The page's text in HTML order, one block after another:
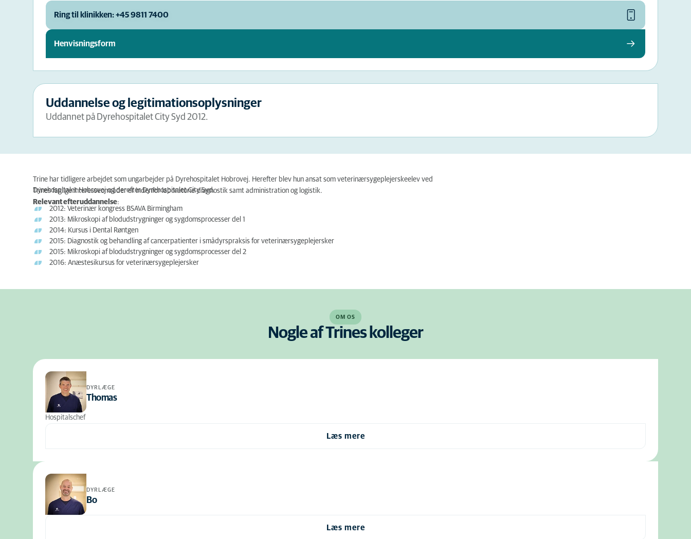
Ring til klinikken: +45 9811 7400
Henvisningsform
Uddannelse og legitimationsoplysninger
Uddannet på Dyrehospitalet City Syd 2012.
Trine har tidligere arbejdet som ungarbejder på Dyrehospitalet Hobrovej. Herefter blev hun ansat som veterinærsygeplejerskeelev ved
Dyrehospitalet Hobrovej og derefter Dyrehospitalet City Syd.
Trines faglige interesseområder er indenfor laboratorie-diagnostik samt administration og logistik.
Relevant efteruddannelse:
2012: Veterinær kongress BSAVA Birmingham
2013: Mikroskopi af blodudstrygninger og sygdomsprocesser del 1
2014: Kursus i Dental Røntgen
2015: Diagnostik og behandling af cancerpatienter i smådyrspraksis for veterinærsygeplejersker
2015: Mikroskopi af blodudstrygninger og sygdomsprocesser del 2
2016: Anæstesikursus for veterinærsygeplejersker
OM OS
Nogle af Trines kolleger
DYRLÆGE
Thomas
Hospitalschef
Læs mere
DYRLÆGE
Bo
Læs mere